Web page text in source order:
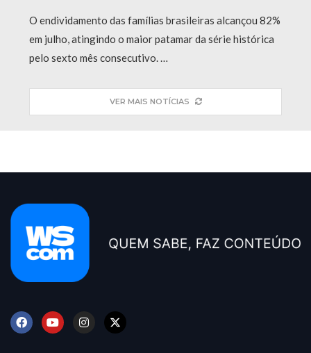
O endividamento das famílias brasileiras alcançou 82%
em julho, atingindo o maior patamar da série histórica
pelo sexto mês consecutivo. …
VER MAIS NOTÍCIAS